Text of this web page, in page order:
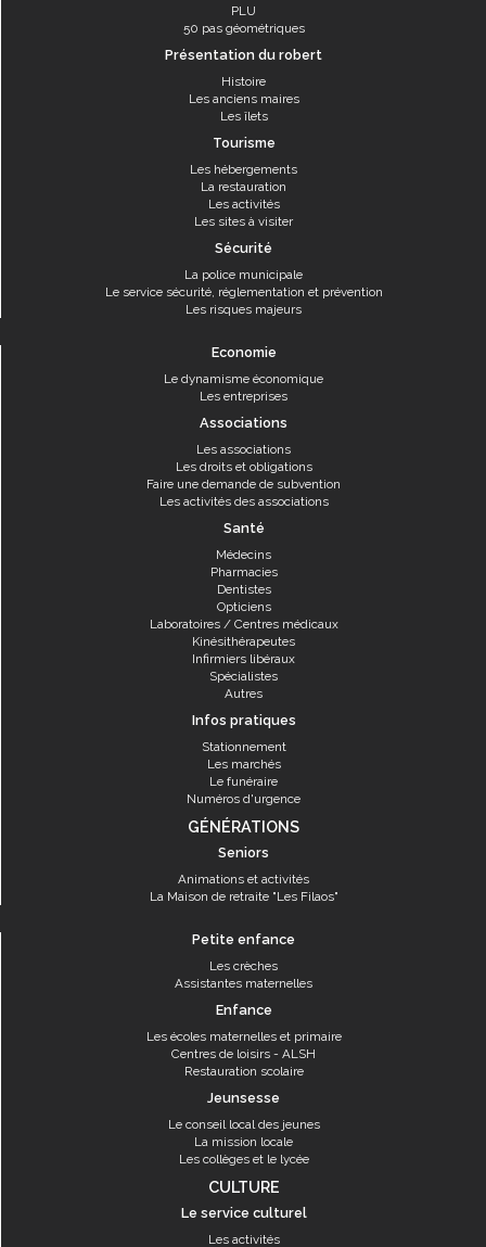
PLU
50 pas géométriques
Présentation du robert
Histoire
Les anciens maires
Les îlets
Tourisme
Les hébergements
La restauration
Les activités
Les sites à visiter
Sécurité
La police municipale
Le service sécurité, réglementation et prévention
Les risques majeurs
Economie
Le dynamisme économique
Les entreprises
Associations
Les associations
Les droits et obligations
Faire une demande de subvention
Les activités des associations
Santé
Médecins
Pharmacies
Dentistes
Opticiens
Laboratoires / Centres médicaux
Kinésithérapeutes
Infirmiers libéraux
Spécialistes
Autres
Infos pratiques
Stationnement
Les marchés
Le funéraire
Numéros d'urgence
GÉNÉRATIONS
Seniors
Animations et activités
La Maison de retraite "Les Filaos"
Petite enfance
Les crèches
Assistantes maternelles
Enfance
Les écoles maternelles et primaire
Centres de loisirs - ALSH
Restauration scolaire
Jeunsesse
Le conseil local des jeunes
La mission locale
Les collèges et le lycée
CULTURE
Le service culturel
Les activités